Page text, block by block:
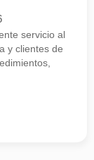
servicio al
y clientes de